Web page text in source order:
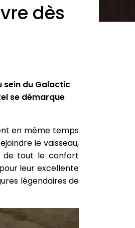
dès
sein du Galactic
se démarque
en même temps
le vaisseau,
de tout le confort
leur excellente
légendaires de